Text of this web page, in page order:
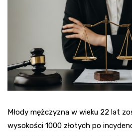
Młody mężczyzna w wieku 22 lat
wysokości 1000 złotych po